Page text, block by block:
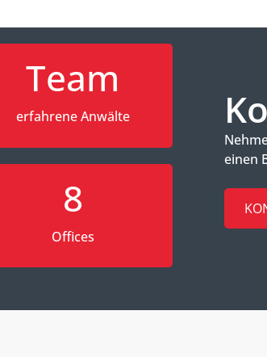
Team
erfahrene Anwälte
8
Offices
einen